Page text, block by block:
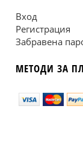
Вход
Регистрация
Забравена
МЕТОДИ ЗА